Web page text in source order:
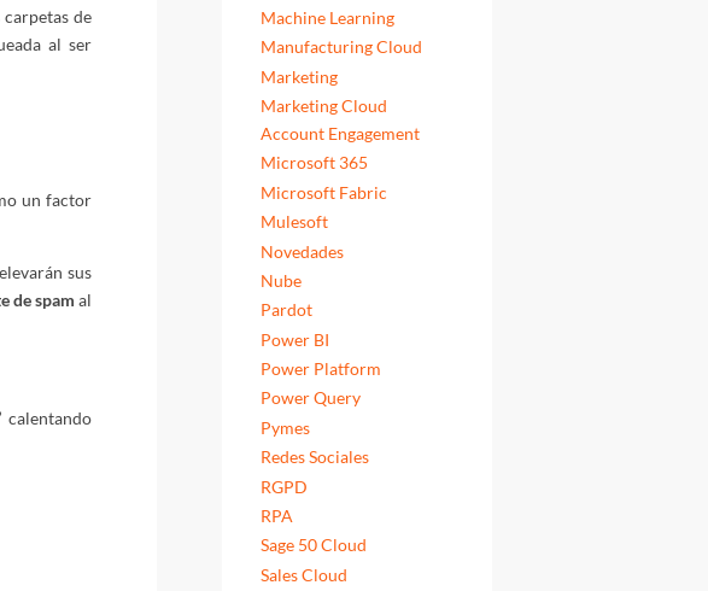
de
al ser
un factor
sus
de spam al
calentando
Machine Learning
Manufacturing Cloud
Marketing
Marketing Cloud
Account Engagement
Microsoft 365
Microsoft Fabric
Mulesoft
Novedades
Nube
Pardot
Power BI
Power Platform
Power Query
Pymes
Redes Sociales
RGPD
RPA
Sage 50 Cloud
Sales Cloud